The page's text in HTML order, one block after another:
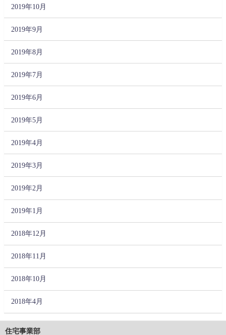
2019年10月
2019年9月
2019年8月
2019年7月
2019年6月
2019年5月
2019年4月
2019年3月
2019年2月
2019年1月
2018年12月
2018年11月
2018年10月
2018年4月
住宅事業部